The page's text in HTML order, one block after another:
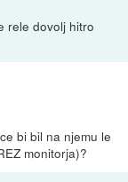
rele dovolj hitro
bi bil na njemu le
monitorja)?